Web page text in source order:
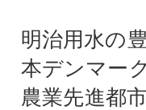
明治用水の
本デンマー
農業先進都